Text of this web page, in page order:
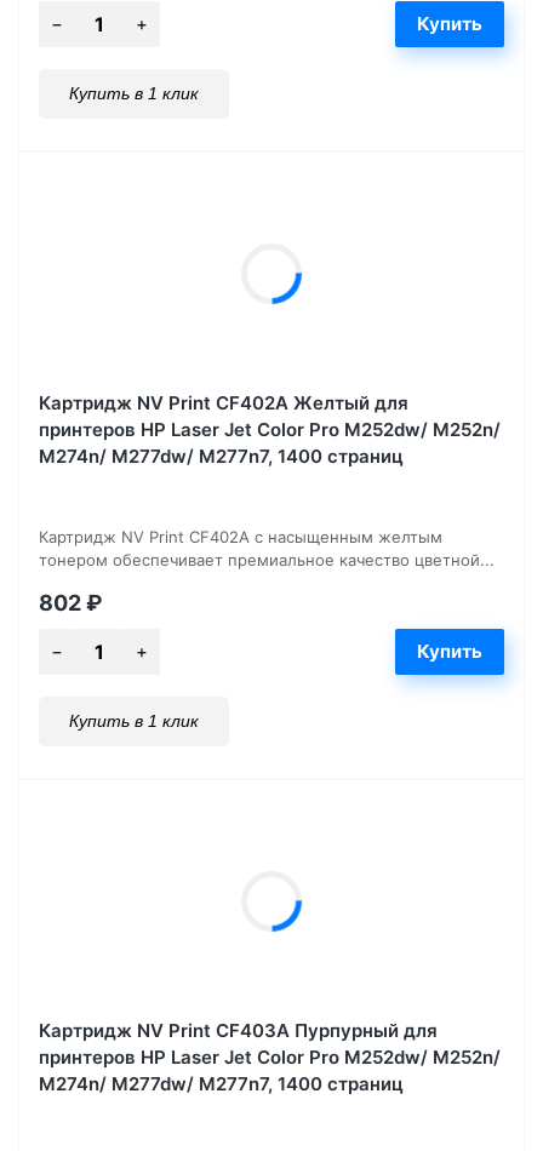
Купить в 1 клик
Картридж NV Print CF402A Желтый для
принтеров HP Laser Jet Color Pro M252dw/ M252n/
M274n/ M277dw/ M277n7, 1400 страниц
Картридж NV Print CF402A с насыщенным желтым
тонером обеспечивает премиальное качество цветной...
802₽
Купить в 1 клик
Картридж NV Print CF403A Пурпурный для
принтеров HP Laser Jet Color Pro M252dw/ M252n/
M274n/ M277dw/ M277n7, 1400 страниц